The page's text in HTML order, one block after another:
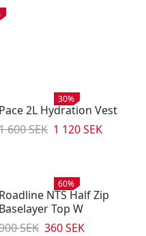
Rea:
30%
Pace 2L Hydration Vest
600 SEK Reapris:
1 120 SEK
Rea:
60%
Roadline NTS Half Zip
Baselayer Top W
SEK Reapris:
360 SEK